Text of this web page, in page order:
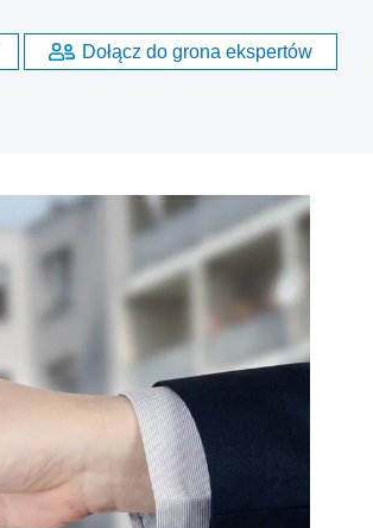
Dołącz do grona ekspertów